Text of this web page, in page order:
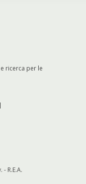
ricerca per le
R.E.A.